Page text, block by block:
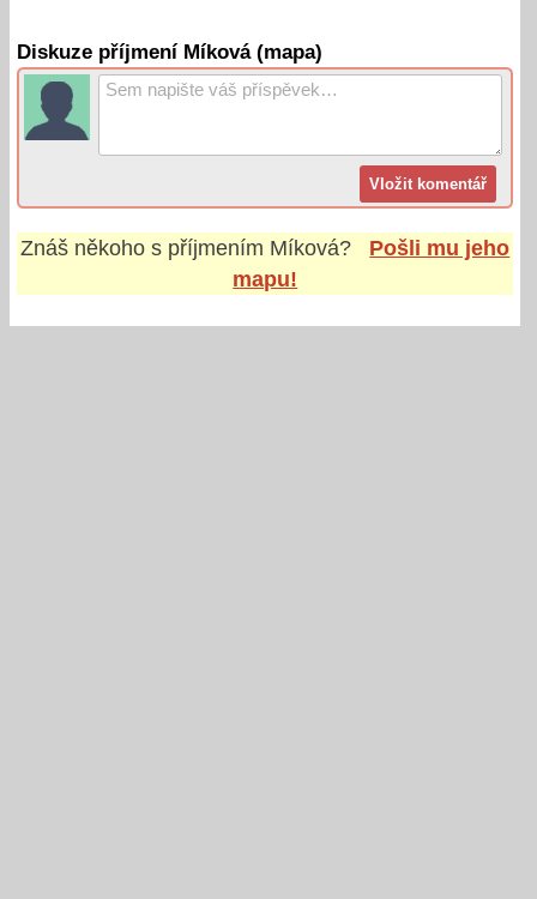
Diskuze příjmení Míková (mapa)
Znáš někoho s příjmením Míková?
Pošli mu jeho
mapu!